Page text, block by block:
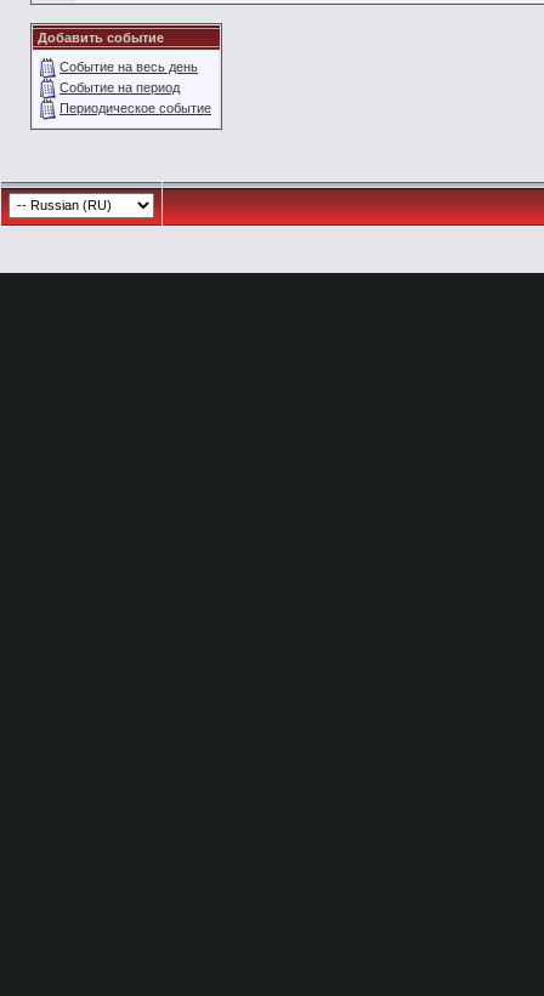
Добавить событие
Событие на весь день
Событие на период
Периодическое событие